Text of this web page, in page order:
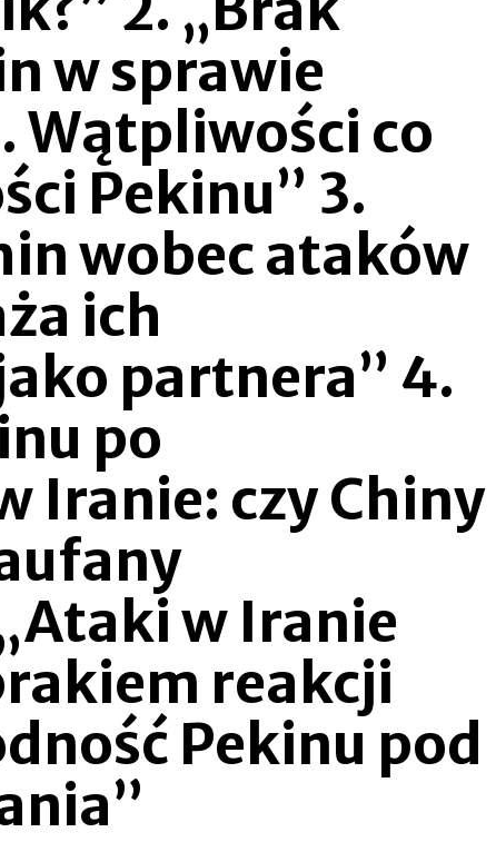
w sprawie
Wątpliwości co
Pekinu” 3.
wobec ataków
ich
partnera” 4.
po
Iranie: czy Chiny
w Iranie
reakcji
Pekinu pod